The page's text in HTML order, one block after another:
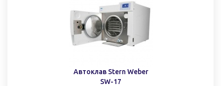
Автоклав Stern Weber
SW-17